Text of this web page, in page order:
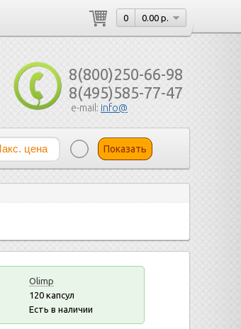
0 0.00 р.
8(800)250-66-98
8(495)585-77-47
e-mail: info@
Показать
Olimp
120 капсул
Есть в наличии